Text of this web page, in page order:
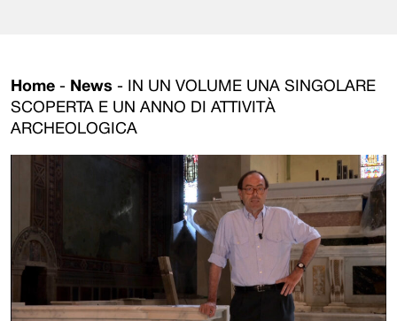
Home - News -
IN UN VOLUME UNA SINGOLARE
SCOPERTA E UN ANNO DI ATTIVITÀ
ARCHEOLOGICA